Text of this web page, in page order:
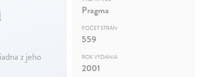
z jeho
Pragma
POČET STRÁN
559
ROK VYDANIA
2001